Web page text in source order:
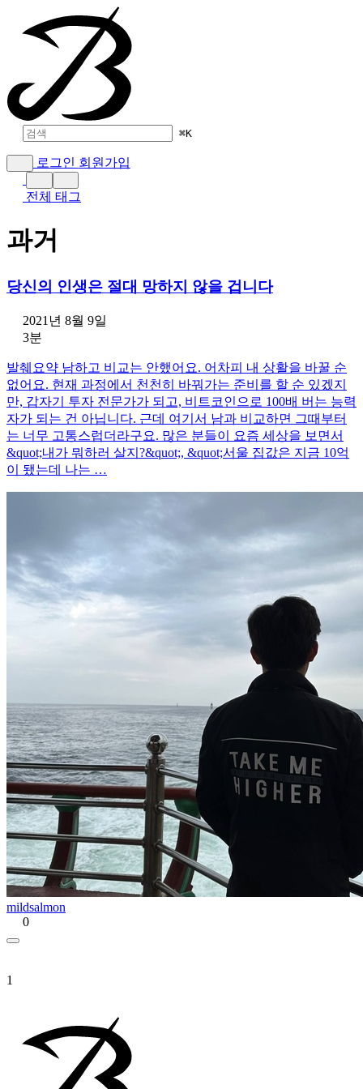
⌘K
로그인 회원가입
전체 태그
과거
당신의 인생은 절대 망하지 않을 겁니다
2021년 8월 9일
3분
발췌요약 남하고 비교는 안했어요. 어차피 내 상활을 바꿀 순
없어요. 현재 과정에서 천천히 바꿔가는 준비를 할 순 있겠지
만, 갑자기 투자 전문가가 되고, 비트코인으로 100배 버는 능력
자가 되는 건 아닙니다. 근데 여기서 남과 비교하면 그때부터
는 너무 고통스럽더라구요. 많은 분들이 요즘 세상을 보면서
&quot;내가 뭐하러 살지?&quot;, &quot;서울 집값은 지금 10억
이 됐는데 나는 …
mildsalmon
0
1